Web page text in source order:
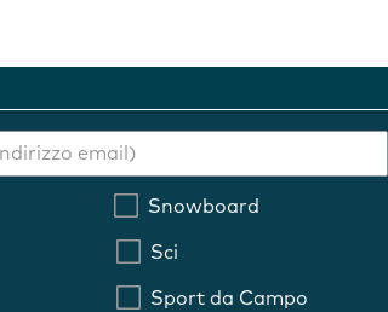
Snowboard
Sci
Sport da Campo